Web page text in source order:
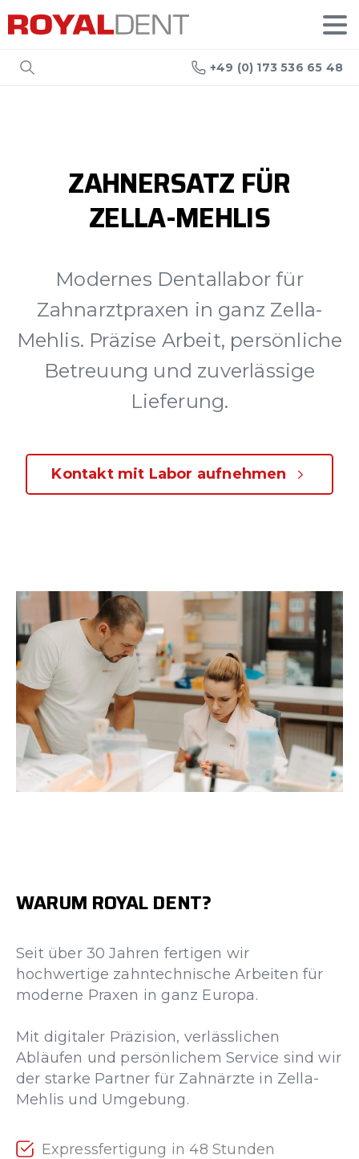
+49 (0) 173 536 65 48
ZAHNERSATZ FÜR
ZELLA-MEHLIS
Modernes Dentallabor für
Zahnarztpraxen in ganz Zella-
Mehlis. Präzise Arbeit, persönliche
Betreuung und zuverlässige
Lieferung.
Kontakt mit Labor aufnehmen
WARUM ROYALDENT?
Seit über 30 Jahren fertigen wir
hochwertige zahntechnische Arbeiten für
moderne Praxen in ganz Europa.
Mit digitaler Präzision, verlässlichen
Abläufen und persönlichem Service sind wir
der starke Partner für Zahnärzte in Zella-
Mehlis und Umgebung.
Expressfertigung in 48 Stunden